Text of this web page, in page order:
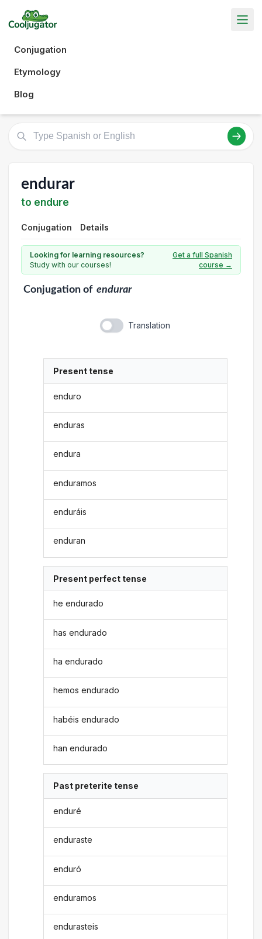
Conjugation
Etymology
Blog
endurar
to endure
Conjugation Details
Looking for learning resources?
Study with our courses!
Get a full Spanish
course →
Conjugationof endurar
Translation
Present tense
enduro
enduras
endura
enduramos
enduráis
enduran
Present perfect tense
he endurado
has endurado
ha endurado
hemos endurado
habéis endurado
han endurado
Past preterite tense
enduré
enduraste
enduró
enduramos
endurasteis